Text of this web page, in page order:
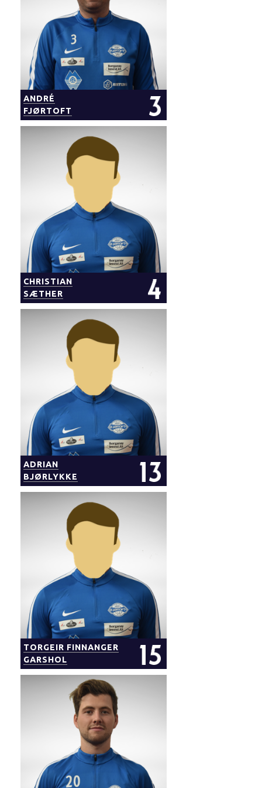
ANDRÉ
FJØRTOFT
CHRISTIAN
SÆTHER
ADRIAN
BJØRLYKKE
TORGEIR FINNANGER
GARSHOL